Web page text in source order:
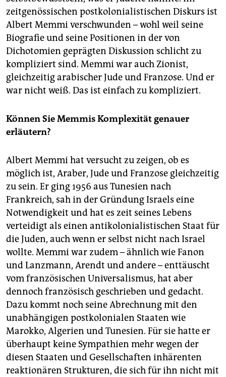
zeitgenössischen postkolonia­listischen Diskurs ist
Albert Memmi verschwunden – wohl weil seine
Biografie und seine Positionen in der von
Dichotomien geprägten Diskussion schlicht zu
kompliziert sind. Memmi war auch Zionist,
gleichzeitig arabischer Jude und Franzose. Und er
war nicht weiß. Das ist einfach zu kompliziert.
Können Sie Memmis Komplexität genauer
erläutern?
Albert Memmi hat versucht zu zeigen, ob es
möglich ist, Araber, Jude und Franzose gleichzeitig
zu sein. Er ging 1956 aus Tunesien nach
Frankreich, sah in der Gründung Israels eine
Notwendigkeit und hat es zeit seines Lebens
verteidigt als einen antikolonialistischen Staat für
die Juden, auch wenn er selbst nicht nach Israel
wollte. Memmi war zudem – ähnlich wie Fanon
und Lanzmann, Arendt und andere – enttäuscht
vom französischen Universalismus, hat aber
dennoch französisch geschrieben und gedacht.
Dazu kommt noch seine Abrechnung mit den
unabhängigen postkolonialen Staaten wie
Marokko, Algerien und Tunesien. Für sie hatte er
überhaupt keine Sympathien mehr wegen der
diesen Staaten und Gesellschaften inhärenten
reaktionären Strukturen, die sich für ihn nicht mit